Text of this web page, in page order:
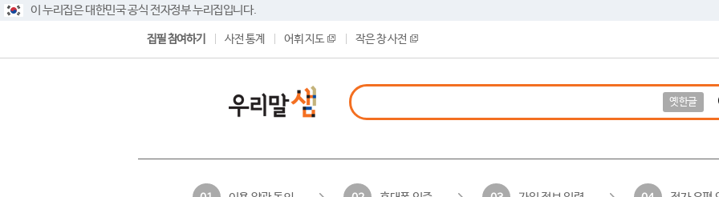
이 누리집은 대한민국 공식 전자정부 누리집입니다.
집필 참여하기 사전 통계 어휘 지도 작은 창 사전
옛한글